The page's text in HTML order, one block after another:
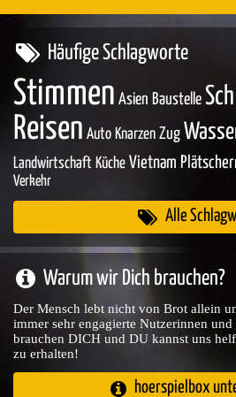
Häufige Schlagworte
Stimmen Asien Baustelle
Reisen Auto Knarzen Zug
Landwirtschaft Küche Vietnam
Verkehr
Alle
Warum wir Dich brauchen?
Der Mensch lebt nicht von Brot allein
immer sehr engagierte Nutzerinnen
brauchen DICH und DU kannst uns
zu erhalten!
hoerspielbox